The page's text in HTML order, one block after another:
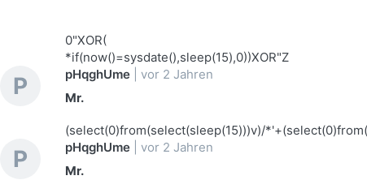
0"XOR(
*if(now()=sysdate(),sleep(15),0))XOR"Z
P pHqghUme
vor 2 Jahren
Mr.
(select(0)from(select(sleep(15)))v)/
P pHqghUme
vor 2 Jahren
Mr.